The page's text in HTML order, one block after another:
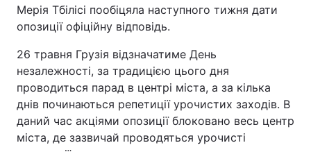
Мерія Тбілісі пообіцяла наступного тижня дати
опозиції офіційну відповідь.
26 травня Грузія відзначатиме День
незалежності, за традицією цього дня
проводиться парад в центрі міста, а за кілька
днів починаються репетиції урочистих заходів. В
даний час акціями опозиції блоковано весь центр
міста, де зазвичай проводяться урочисті